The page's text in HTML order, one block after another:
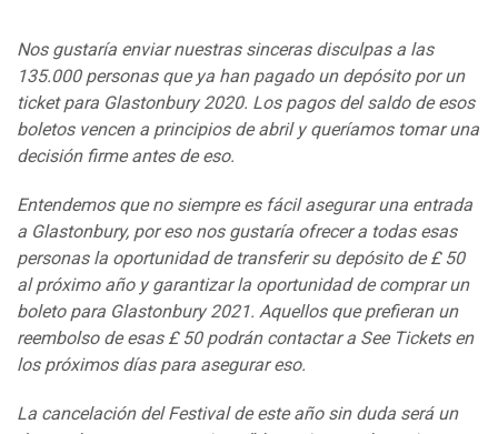
Nos gustaría enviar nuestras sinceras disculpas a las
135.000 personas que ya han pagado un depósito por un
ticket para Glastonbury 2020. Los pagos del saldo de esos
boletos vencen a principios de abril y queríamos tomar una
decisión firme antes de eso.
Entendemos que no siempre es fácil asegurar una entrada
a Glastonbury, por eso nos gustaría ofrecer a todas esas
personas la oportunidad de transferir su depósito de £ 50
al próximo año y garantizar la oportunidad de comprar un
boleto para Glastonbury 2021. Aquellos que prefieran un
reembolso de esas £ 50 podrán contactar a See Tickets en
los próximos días para asegurar eso.
La cancelación del Festival de este año sin duda será un